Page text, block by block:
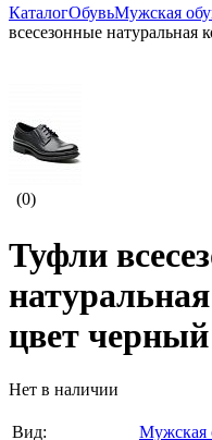
КаталогОбувьМужская
всесезонные натуральная
(0)
Туфли
цвет черный
Нет в наличии
Вид:
Мужская